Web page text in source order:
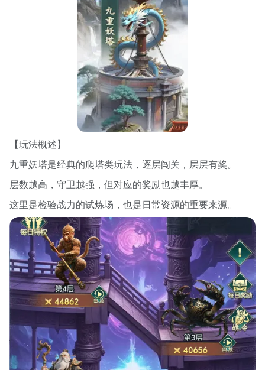
【玩法概述】
九重妖塔是经典的爬塔类玩法，逐层闯关，层层有奖。
层数越高，守卫越强，但对应的奖励也越丰厚。
这里是检验战力的试炼场，也是日常资源的重要来源。